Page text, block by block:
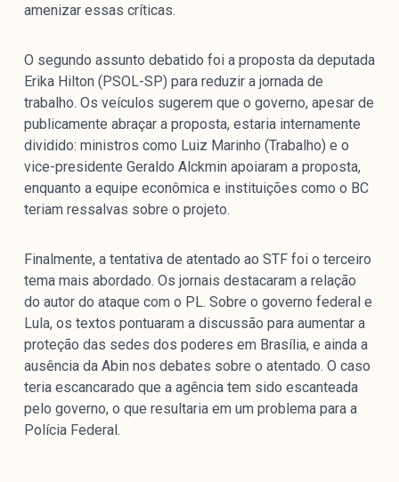
amenizar essas críticas.
O segundo assunto debatido foi a proposta da deputada
Erika Hilton (PSOL-SP) para reduzir a jornada de
trabalho. Os veículos sugerem que o governo, apesar de
publicamente abraçar a proposta, estaria internamente
dividido: ministros como Luiz Marinho (Trabalho) e o
vice-presidente Geraldo Alckmin apoiaram a proposta,
enquanto a equipe econômica e instituições como o BC
teriam ressalvas sobre o projeto.
Finalmente, a tentativa de atentado ao STF foi o terceiro
tema mais abordado. Os jornais destacaram a relação
do autor do ataque com o PL. Sobre o governo federal e
Lula, os textos pontuaram a discussão para aumentar a
proteção das sedes dos poderes em Brasília, e ainda a
ausência da Abin nos debates sobre o atentado. O caso
teria escancarado que a agência tem sido escanteada
pelo governo, o que resultaria em um problema para a
Polícia Federal.